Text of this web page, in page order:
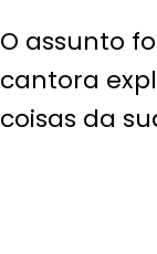
O assunto
cantora
coisas da